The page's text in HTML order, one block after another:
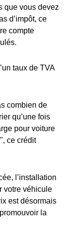
que vous devez
d’impôt, ce
compte
taux de TVA
combien de
qu’une fois
pour voiture
ce crédit
l’installation
votre véhicule
est désormais
la